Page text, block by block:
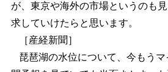
が、東京や海外の市場というのも
求していけたらと思います。
［産経新聞］
琵琶湖の水位について、今もう